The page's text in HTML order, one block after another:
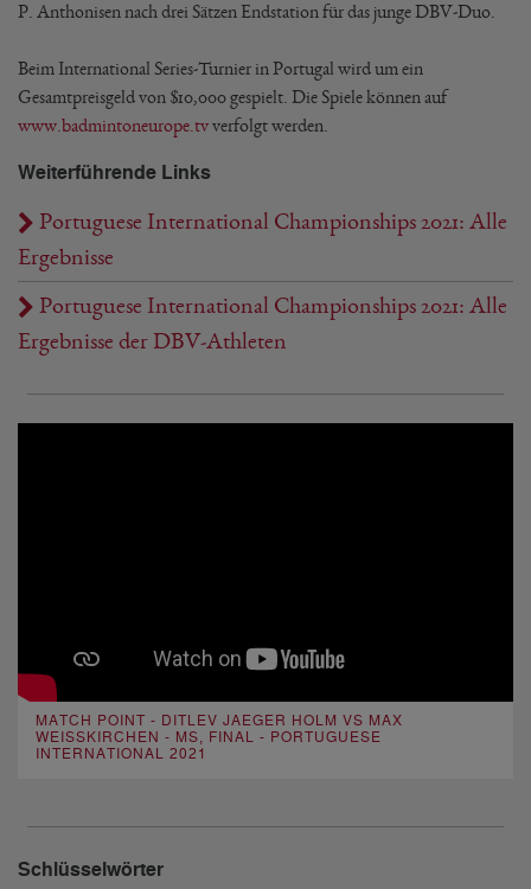
P. Anthonisen nach drei Sätzen Endstation für das junge DBV-Duo.
Beim International Series-Turnier in Portugal wird um ein
Gesamtpreisgeld von $10,000 gespielt. Die Spiele können auf
www.badmintoneurope.tvverfolgt werden.
Weiterführende Links
Portuguese International Championships 2021: Alle
Ergebnisse
Portuguese International Championships 2021: Alle
Ergebnisse der DBV-Athleten
MATCH POINT - DITLEV JAEGER HOLM VS MAX
WEISSKIRCHEN - MS, FINAL - PORTUGUESE
INTERNATIONAL 2021
Schlüsselwörter